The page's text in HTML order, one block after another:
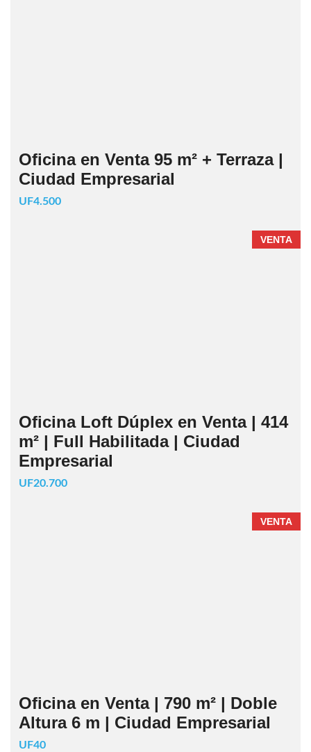
Oficina en Venta 95 m² + Terraza |
Ciudad Empresarial
UF4.500
VENTA
Oficina Loft Dúplex en Venta | 414
m² | Full Habilitada | Ciudad
Empresarial
UF20.700
VENTA
Oficina en Venta | 790 m² | Doble
Altura 6 m | Ciudad Empresarial
UF40